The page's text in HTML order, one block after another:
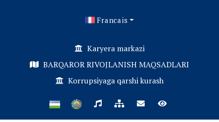
Francais
Karyera markazi
BARQAROR RIVOJLANISH MAQSADLARI
Korrupsiyaga qarshi kurash